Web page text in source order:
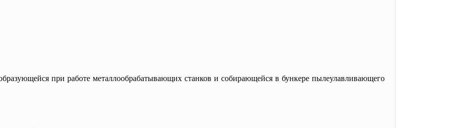
при работе металлообрабатывающих станков и собирающейся в бункере пылеулавливающего